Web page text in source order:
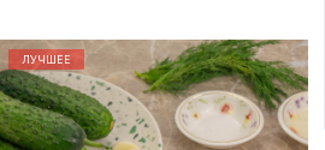
ЛУЧШЕЕ